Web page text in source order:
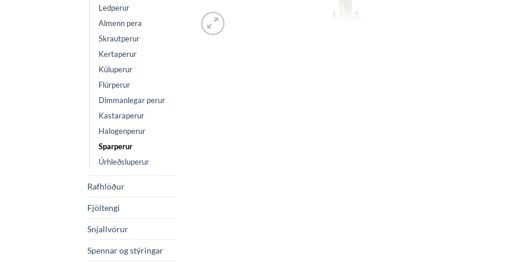
Ledperur
Almenn pera
Skrautperur
Kertaperur
Kúluperur
Flúrperur
Dimmanlegar perur
Kastaraperur
Halogenperur
Sparperur
Úrhleðsluperur
Rafhlöður
Fjöltengi
Snjallvörur
Spennar og stýringar